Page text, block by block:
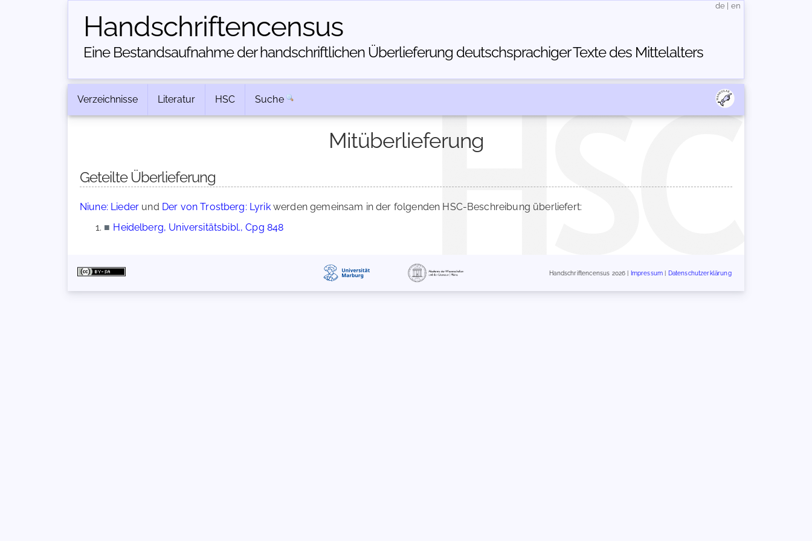
Handschriften­census
Eine Bestandsaufnahme der handschriftlichen Über­lieferung deutschsprachiger Texte des Mittelalters
de en
Verzeichnisse Literatur HSC Suche
Mitüberlieferung
Geteilte Überlieferung
Niune: Lieder und Der von Trostberg: Lyrikwerden gemeinsam in der folgenden HSC-Beschreibung überliefert:
■ Heidelberg, Universitätsbibl., Cpg 848
Handschriftencensus 2026 | Impressum Datenschutzerklärung